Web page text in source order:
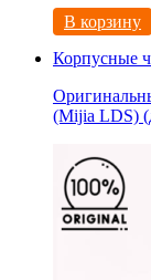
В корзину
Корпусные
(Mijia LDS)